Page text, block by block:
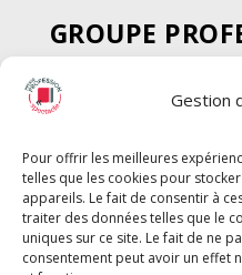
Gestion
Pour offrir les meilleures
telles que les cookies pour
appareils. Le fait de consentir à
traiter des données telles que le
uniques sur ce site. Le fait de ne
consentement peut avoir un effet
GROUPE
SPECTACLE
Chèque Intermittents
Chèque Compta
Chèque Emploi
G-Pods
Profession Audio-